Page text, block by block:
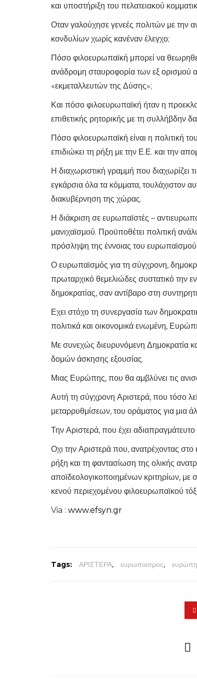
και υποστήριξη του πελατειακού
Οταν γαλούχησε γενεές πολιτών με την
κονδυλίων χωρίς κανέναν έλεγχο;
Πόσο φιλοευρωπαϊκή μπορεί να
ανάδρομη σταυροφορία των εξ ορισμού
«εκμεταλλευτών της Δύσης»;
Και πόσο φιλοευρωπαϊκή ήταν η
επιθετικής ρητορικής με τη συλλήβδην
Πόσο φιλοευρωπαϊκή είναι η πολιτική
επιδιώκει τη ρήξη με την Ε.Ε. και την
Η διαχωριστική γραμμή που διαχωρίζει
εγκάρσια όλα τα κόμματα, τουλάχιστον
διακυβέρνηση της χώρας.
Η διάκριση σε ευρωπαϊστές –
μανιχαϊσμού. Προϋποθέτει πολιτική
πρόσληψη της έννοιας του ευρωπαϊσμού.
Ο ευρωπαϊσμός για τη σύγχρονη,
πρωταρχικό θεμελιώδες συστατικό την
δημοκρατίας, σαν αντίβαρο στη
Εχει στόχο τη συνεργασία των
πολιτικά και οικονομικά ενωμένη,
Με συνεχώς διευρυνόμενη Δημοκρατία
δομών άσκησης εξουσίας.
Μιας Ευρώπης, που θα αμβλύνει τις
Αυτή τη σύγχρονη Αριστερά, που τόσο
μεταρρυθμίσεων, του οράματος για μια
Την Αριστερά, που έχει
Οχι την Αριστερά που, ανατρέχοντας στο
ρήξη και τη φαντασίωση της ολικής
αποϊδεολογικοποιημένων κριτηρίων, με
κενού περιεχομένου φιλοευρωπαϊκού
Via : www.efsyn.gr
Tags: ΑΡΙΣΤΕΡΑ, ευρωπαισμος, ευρώπη